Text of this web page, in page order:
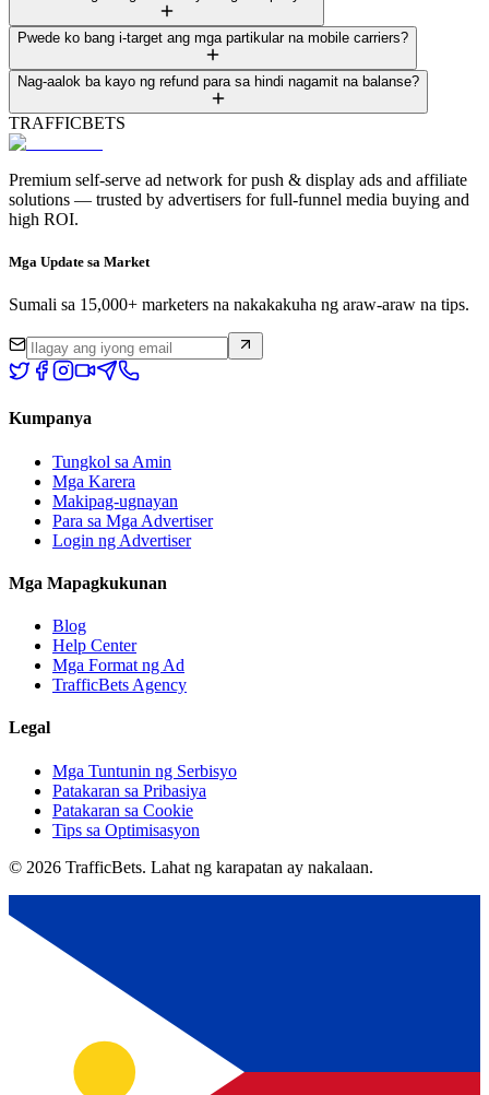
Pwede ko bang i-target ang mga partikular na mobile carriers?
Nag-aalok ba kayo ng refund para sa hindi nagamit na balanse?
TRAFFICBETS
Premium self-serve ad network for push & display ads and affiliate
solutions — trusted by advertisers for full-funnel media buying and
high ROI.
Mga Update sa Market
Sumali sa 15,000+ marketers na nakakakuha ng araw-araw na tips.
Kumpanya
Tungkol sa Amin
Mga Karera
Makipag-ugnayan
Para sa Mga Advertiser
Login ng Advertiser
Mga Mapagkukunan
Blog
Help Center
Mga Format ng Ad
TrafficBets Agency
Legal
Mga Tuntunin ng Serbisyo
Patakaran sa Pribasiya
Patakaran sa Cookie
Tips sa Optimisasyon
© 2026 TrafficBets. Lahat ng karapatan ay nakalaan.